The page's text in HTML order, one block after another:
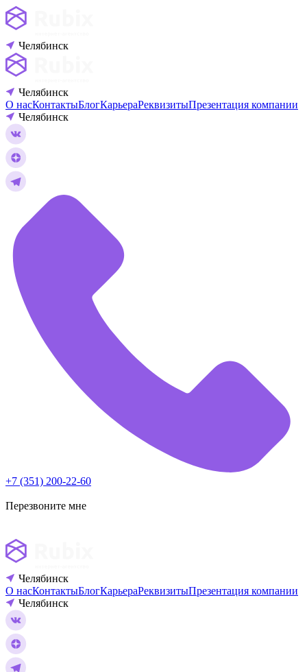
Челябинск
Челябинск
О насКонтактыБлогКарьераРеквизитыПрезентация компании
Челябинск
+7 (351) 200-22-60
Перезвоните мне
Челябинск
О насКонтактыБлогКарьераРеквизитыПрезентация компании
Челябинск